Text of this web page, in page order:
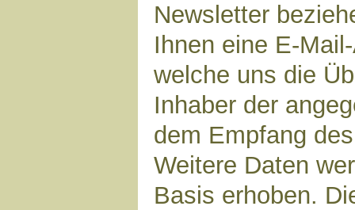
Newsletter
Ihnen eine E-
welche uns die
Inhaber der
dem Empfang
Weitere Daten
Basis erhoben.